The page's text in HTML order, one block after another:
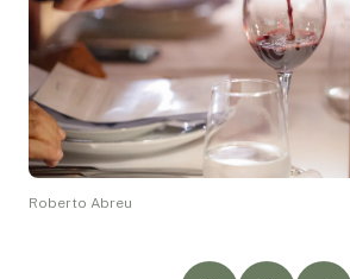
Roberto Abreu